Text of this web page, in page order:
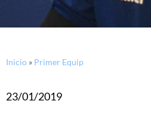
Inicio » Primer Equip
23/01/2019